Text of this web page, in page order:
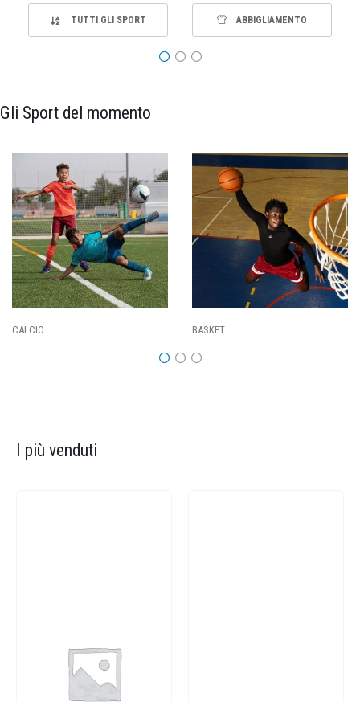
TUTTI GLI SPORT ABBIGLIAMENTO
Gli Sport del momento
PALLAVOLO RUGBY
I più venduti